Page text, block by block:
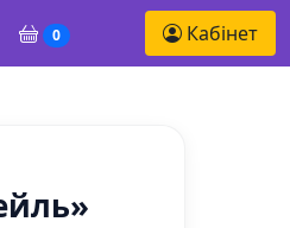
0 Кабінет